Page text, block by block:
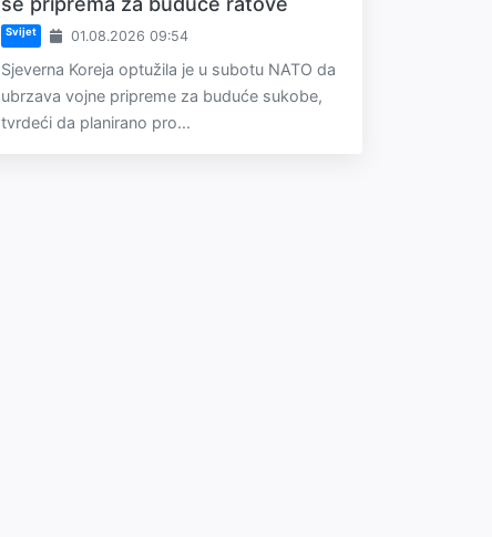
Svijet 01.08.2026 09:54
Sjeverna Koreja optužila je u subotu NATO da
ubrzava vojne pripreme za buduće sukobe,
tvrdeći da planirano pro...